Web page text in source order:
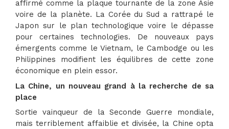
affirmé comme la plaque tournante de la zone Asie
voire de la planète. La Corée du Sud a rattrapé le
Japon sur le plan technologique voire le dépasse
pour certaines technologies. De nouveaux pays
émergents comme le Vietnam, le Cambodge ou les
Philippines modifient les équilibres de cette zone
économique en plein essor.
La Chine, un nouveau grand à la recherche de sa
place
Sortie vainqueur de la Seconde Guerre mondiale,
mais terriblement affaiblie et divisée, la Chine opta